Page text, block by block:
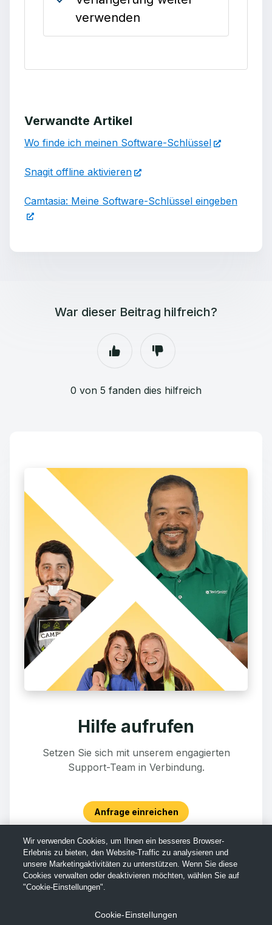
verwenden
Verwandte Artikel
Wo finde ich meinen Software-Schlüssel
Snagit offline aktivieren
Camtasia: Meine Software-Schlüssel eingeben
War dieser Beitrag hilfreich?
0 von 5 fanden dies hilfreich
Hilfe aufrufen
Setzen Sie sich mit unserem engagierten
Support-Team in Verbindung.
Anfrage einreichen
Wir verwenden Cookies, um Ihnen ein besseres Browser-
Erlebnis zu bieten, den Website-Traffic zu analysieren und
unsere Marketingaktivitäten zu unterstützen. Wenn Sie diese
Cookies verwalten oder deaktivieren möchten, wählen Sie auf
"Cookie-Einstellungen".
Cookie-Einstellungen